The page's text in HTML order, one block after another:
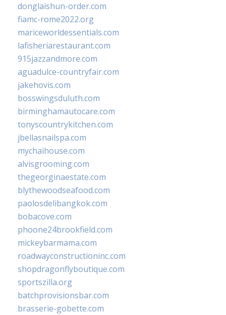
donglaishun-order.com
fiamc-rome2022.org
mariceworldessentials.com
lafisheriarestaurant.com
915jazzandmore.com
aguadulce-countryfair.com
jakehovis.com
bosswingsduluth.com
birminghamautocare.com
tonyscountrykitchen.com
jbellasnailspa.com
mychaihouse.com
alvisgrooming.com
thegeorginaestate.com
blythewoodseafood.com
paolosdelibangkok.com
bobacove.com
phoone24brookfield.com
mickeybarmama.com
roadwayconstructioninc.com
shopdragonflyboutique.com
sportszilla.org
batchprovisionsbar.com
brasserie-gobette.com